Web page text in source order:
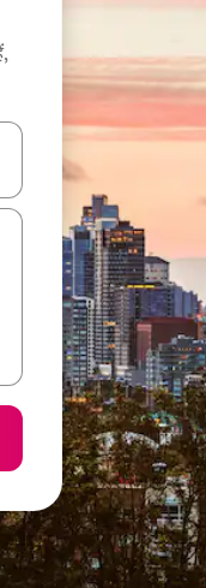
नेविगेट करें या टच या फिर